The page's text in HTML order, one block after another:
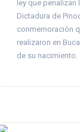
ley que
Dictadura de
conmemoración
realizaron en
de su nacimiento.